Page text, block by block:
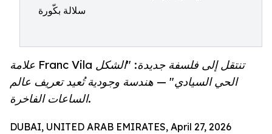
سلالة بكّورة
علامة Franc Vila تنتقل إلى فلسفة جديدة: "الشكل
الحي السيادي" — هندسة وجودية تُعيد تعريف عالم
الساعات الفاخرة.
DUBAI, UNITED ARAB EMIRATES, April 27, 2026